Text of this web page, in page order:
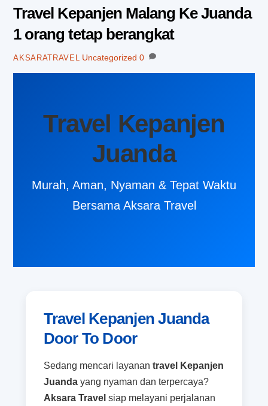
Travel Kepanjen Malang Ke Juanda
1 orang tetap berangkat
AKSARATRAVEL Uncategorized 0
Travel Kepanjen
Juanda
Murah, Aman, Nyaman & Tepat Waktu
Bersama Aksara Travel
Travel Kepanjen Juanda
Door To Door
Sedang mencari layanan travel Kepanjen
Juandayang nyaman dan terpercaya?
Aksara Travel siap melayani perjalanan